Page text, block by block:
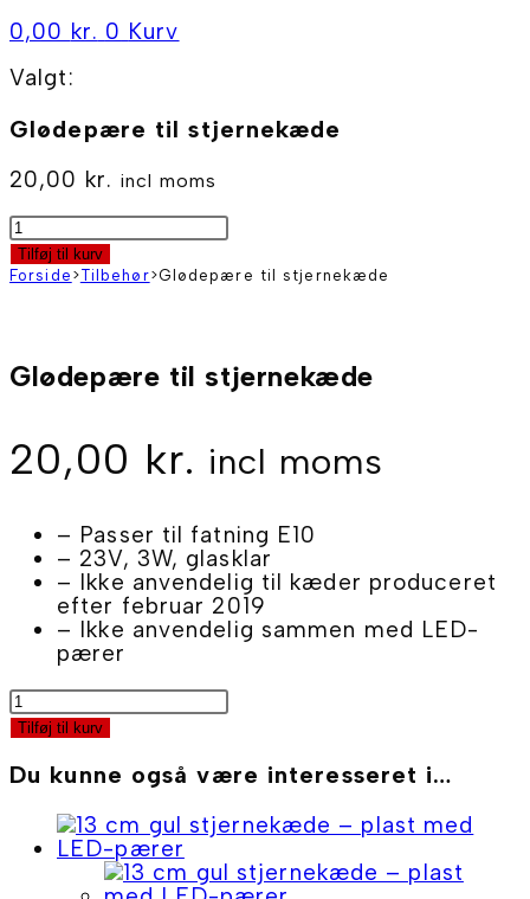
0,00 kr. 0 Kurv
Valgt:
Glødepære til stjernekæde
20,00 kr. incl moms
Glødepære
til
stjernekæde
Tilføj til kurv
Forside >Tilbehør>Glødepære til stjernekæde
Glødepære til stjernekæde
20,00 kr. incl moms
– Passer til fatning E10
– 23V, 3W, glasklar
– Ikke anvendelig til kæder produceret
efter februar 2019
– Ikke anvendelig sammen med LED-
pærer
Glødepære
til
stjernekæde
antal
Tilføj til kurv
Du kunne også være interesseret i…